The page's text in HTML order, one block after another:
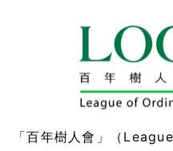
「百年樹人會」（